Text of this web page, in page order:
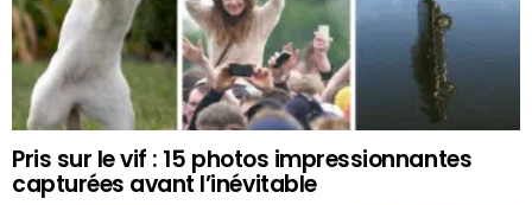
Pris sur le vif : 15 photos impressionnantes
capturées avant l’inévitable